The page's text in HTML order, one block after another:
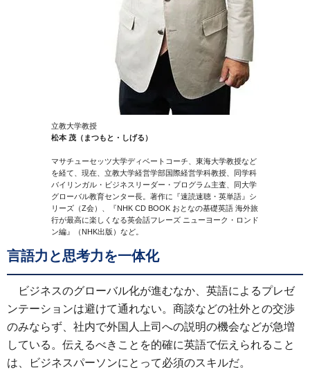
立教大学教授
松本 茂（まつもと・しげる）
マサチューセッツ大学ディベートコーチ、東海大学教授など
を経て、現在、立教大学経営学部国際経営学科教授、同学科
バイリンガル・ビジネスリーダー・プログラム主査、同大学
グローバル教育センター長。著作に『速読速聴・英単語』シ
リーズ（Z会）、『NHK CD BOOK おとなの基礎英語 海外旅
行が最高に楽しくなる英会話フレーズ ニューヨーク・ロンド
ン編』（NHK出版）など。
言語力と思考力を一体化
ビジネスのグローバル化が進むなか、英語によるプレゼ
ンテーションは避けて通れない。商談などの社外との交渉
のみならず、社内で外国人上司への説明の機会などが急増
している。伝えるべきことを的確に英語で伝えられること
は、ビジネスパーソンにとって必須のスキルだ。